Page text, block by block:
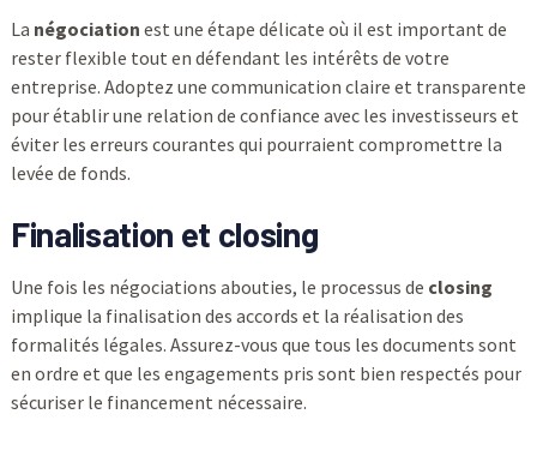
La négociation est une étape délicate où il est important de
rester flexible tout en défendant les intérêts de votre
entreprise. Adoptez une communication claire et transparente
pour établir une relation de confiance avec les investisseurs et
éviter les erreurs courantes qui pourraient compromettre la
levée de fonds.
Finalisation et closing
Une fois les négociations abouties, le processus de closing
implique la finalisation des accords et la réalisation des
formalités légales. Assurez-vous que tous les documents sont
en ordre et que les engagements pris sont bien respectés pour
sécuriser le financement nécessaire.